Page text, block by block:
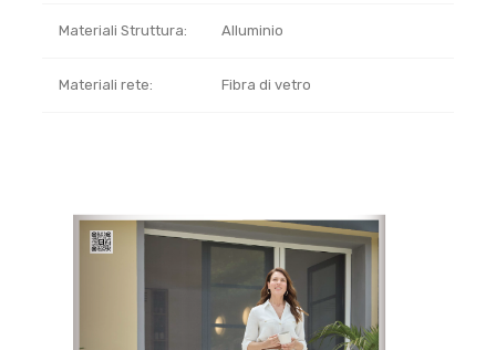
Materiali Struttura: Alluminio
Materiali rete: Fibra di vetro